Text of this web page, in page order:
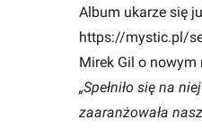
Album ukarze się
https://mystic.pl/
Mirek Gil o nowym
„Spełniło się na
zaaranżowała